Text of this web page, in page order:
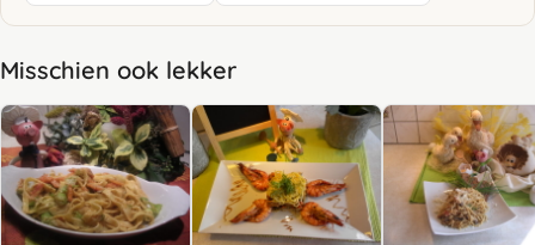
Misschien ook lekker